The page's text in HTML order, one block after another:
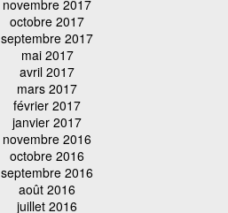
novembre 2017
octobre 2017
septembre 2017
mai 2017
avril 2017
mars 2017
février 2017
janvier 2017
novembre 2016
octobre 2016
septembre 2016
août 2016
juillet 2016